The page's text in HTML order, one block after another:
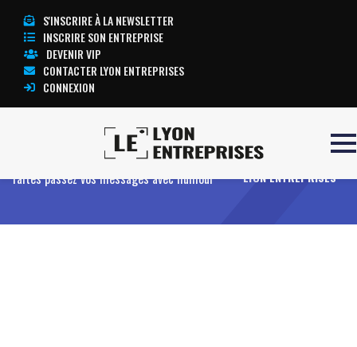
S'INSCRIRE À LA NEWSLETTER
INSCRIRE SON ENTREPRISE
DEVENIR VIP
CONTACTER LYON ENTREPRISES
CONNEXION
Offres
Avec Biassu,
faites passez vos messages avec humour
TOUTE L’ACTUALITÉ
LYON ENTREPRISES